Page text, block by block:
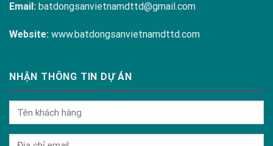
Email: batdongsanvietnamdttd@gmail.com
Website: www.batdongsanvietnamdttd.com
NHẬN THÔNG TIN DỰ ÁN